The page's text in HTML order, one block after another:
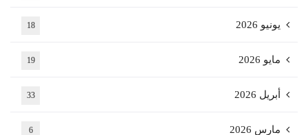
يونيو 2026 18
مايو 2026 19
أبريل 2026 33
مارس 2026 6